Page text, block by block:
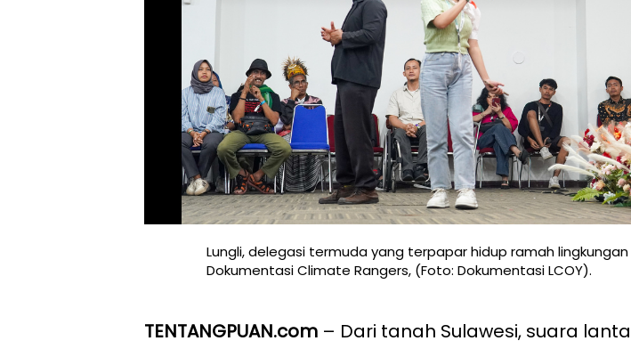
Lungli, delegasi termuda yang terpapar hidup ramah lingkungan
Dokumentasi Climate Rangers, (Foto: Dokumentasi LCOY).
TENTANGPUAN.com – Dari tanah Sulawesi, suara